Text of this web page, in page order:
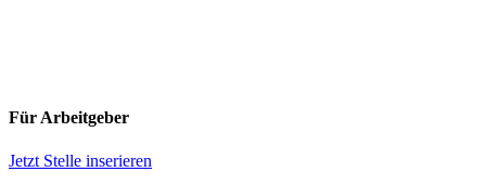
Für Arbeitgeber
Jetzt Stelle inserieren